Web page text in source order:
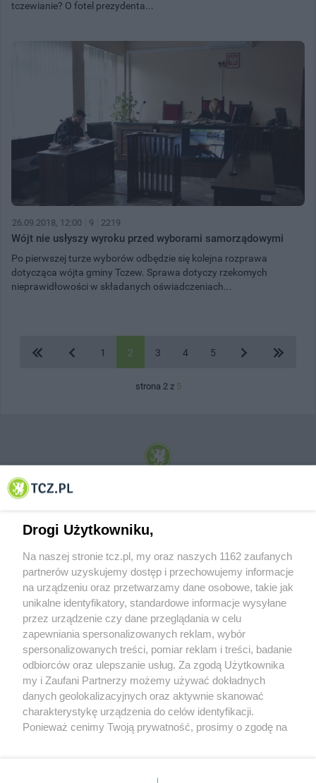
tczewianie? O fotel prezydenta...
26.09.2018, 12:00 9 2219
Wójt nie usłyszy wyroku przed wyborami samorządowymi
Po pierwszej turze wyborów odbędzie się kolejna rozprawa
dotycząca wójta gminy Tczew. Sprawa dotyczy rzekomych
nieprawidłowości w składanych oświadczeniach...
1 2 3 4 5
strona 2 z 5
© 2001-2026 Tczew - TCZ.PL Sp. z o.o. Internetowy Serwis Informacyjny Miasta
O FIRMIE POLITYKA PRYWATNOŚCI HOSTING
REKLAMA WSPÓŁPRACA RSS FACEBOOK KONTAKT
Nasze serwisy
Aktualności
Tcz24
Muzyka i kultura
Archiwum wydarzeń
Drogi Użytkowniku,
Na naszej stronie tcz.pl, my oraz naszych 1162 zaufanych
partnerów uzyskujemy dostęp i przechowujemy informacje
na urządzeniu oraz przetwarzamy dane osobowe, takie jak
unikalne identyfikatory, standardowe informacje wysyłane
przez urządzenie czy dane przeglądania w celu
zapewniania spersonalizowanych reklam, wybór
spersonalizowanych treści, pomiar reklam i treści, badanie
odbiorców oraz ulepszanie usług. Za zgodą Użytkownika
my i Zaufani Partnerzy możemy używać dokładnych
danych geolokalizacyjnych oraz aktywnie skanować
charakterystykę urządzenia do celów identyfikacji.
Ponieważ cenimy Twoją prywatność, prosimy o zgodę na